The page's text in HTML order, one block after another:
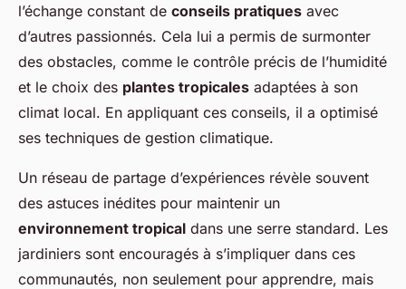
l’échange constant de conseils pratiques avec
d’autres passionnés. Cela lui a permis de surmonter
des obstacles, comme le contrôle précis de l’humidité
et le choix des plantes tropicales adaptées à son
climat local. En appliquant ces conseils, il a optimisé
ses techniques de gestion climatique.
Un réseau de partage d’expériences révèle souvent
des astuces inédites pour maintenir un
environnement tropical dans une serre standard. Les
jardiniers sont encouragés à s’impliquer dans ces
communautés, non seulement pour apprendre, mais